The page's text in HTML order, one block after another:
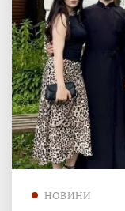
НОВИНИ